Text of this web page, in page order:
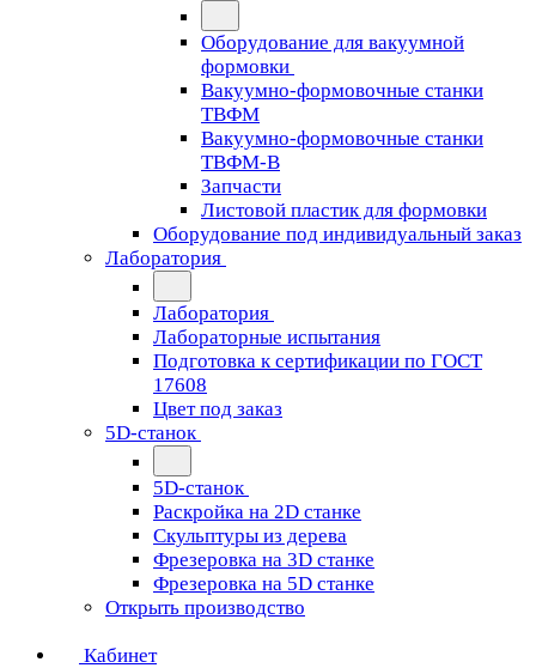
Оборудование для вакуумной
формовки
Вакуумно-формовочные станки
ТВФМ
Вакуумно-формовочные станки
ТВФМ-В
Запчасти
Листовой пластик для формовки
Оборудование под индивидуальный заказ
Лаборатория
Лаборатория
Лабораторные испытания
Подготовка к сертификации по ГОСТ
17608
Цвет под заказ
5D-станок
5D-станок
Раскройка на 2D станке
Скульптуры из дерева
Фрезеровка на 3D станке
Фрезеровка на 5D станке
Открыть производство
Кабинет